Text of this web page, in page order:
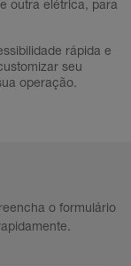
outra elétrica, para
rápida e
seu
operação.
o formulário